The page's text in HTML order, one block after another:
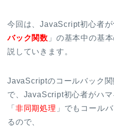
今回は、JavaScript初心者が
バック関数 」の基本中の基
説していきます。
JavaScriptのコールバック
で、JavaScript初心者がハ
「 非同期処理 」でもコール
るので、